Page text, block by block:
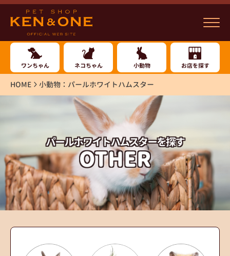
ワンちゃん ネコちゃん 小動物 お店を探す
HOME 小動物：パールホワイトハムスター
パールホワイトハムスターを探す
OTHER